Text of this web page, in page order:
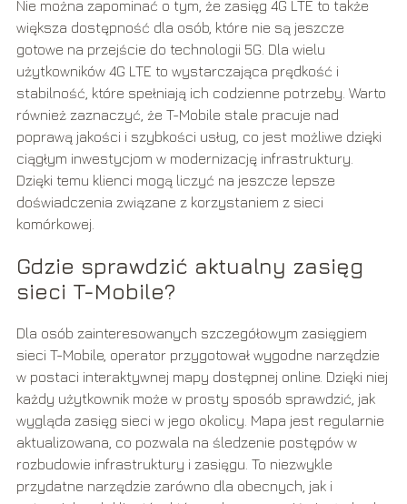
Nie można zapominać o tym, że zasięg 4G LTE to także
większa dostępność dla osób, które nie są jeszcze
gotowe na przejście do technologii 5G. Dla wielu
użytkowników 4G LTE to wystarczająca prędkość i
stabilność, które spełniają ich codzienne potrzeby. Warto
również zaznaczyć, że T-Mobile stale pracuje nad
poprawą jakości i szybkości usług, co jest możliwe dzięki
ciągłym inwestycjom w modernizację infrastruktury.
Dzięki temu klienci mogą liczyć na jeszcze lepsze
doświadczenia związane z korzystaniem z sieci
komórkowej.
Gdzie sprawdzić aktualny zasięg
sieci T-Mobile?
Dla osób zainteresowanych szczegółowym zasięgiem
sieci T-Mobile, operator przygotował wygodne narzędzie
w postaci interaktywnej mapy dostępnej online. Dzięki niej
każdy użytkownik może w prosty sposób sprawdzić, jak
wygląda zasięg sieci w jego okolicy. Mapa jest regularnie
aktualizowana, co pozwala na śledzenie postępów w
rozbudowie infrastruktury i zasięgu. To niezwykle
przydatne narzędzie zarówno dla obecnych, jak i